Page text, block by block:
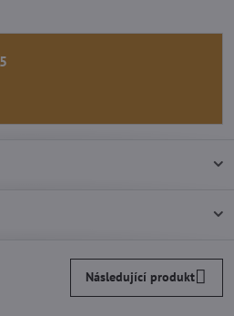
Následující produkt